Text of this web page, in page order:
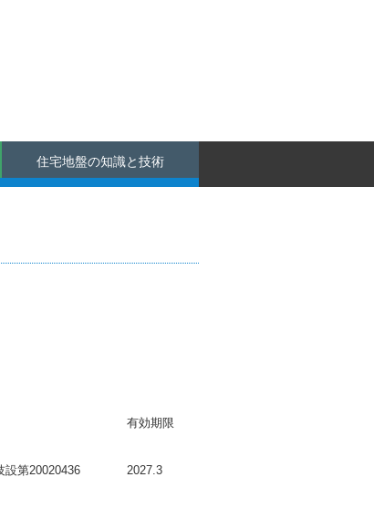
住宅地盤の知識と技術
有効期限
設第20020436 2027.3